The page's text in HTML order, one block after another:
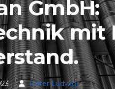
GmbH:
mit
Peter Ludwig